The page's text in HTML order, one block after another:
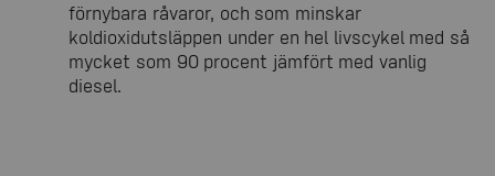
förnybara råvaror, och som minskar
koldioxidutsläppen under en hel livscykel med så
mycket som 90 procent jämfört med vanlig
diesel.